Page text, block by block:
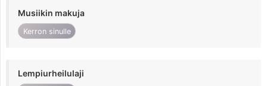
Musiikin makuja
Kerron sinulle
Lempiurheilulaji